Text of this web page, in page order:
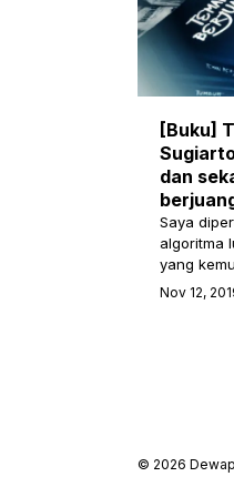
[Buku]
dan
Saya
algoritma
yang
Nov 12,
© 2026